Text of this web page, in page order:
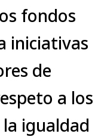
fondos
iniciativas
de
a los
igualdad